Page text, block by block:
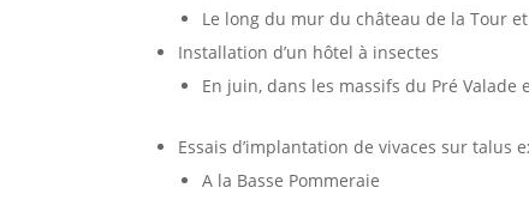
Le long du mur du château de la Tour
Installation d’un hôtel à insectes
En juin, dans les massifs du Pré Valade
Essais d’implantation de vivaces sur talus
A la Basse Pommeraie